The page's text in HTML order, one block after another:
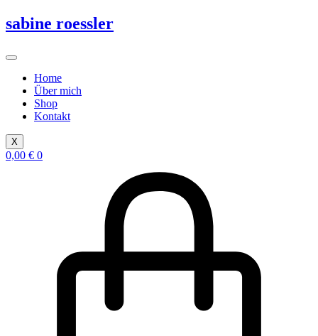
Zum
Inhalt
sabine roessler
Home
Über mich
Shop
Kontakt
X
0,00 € 0